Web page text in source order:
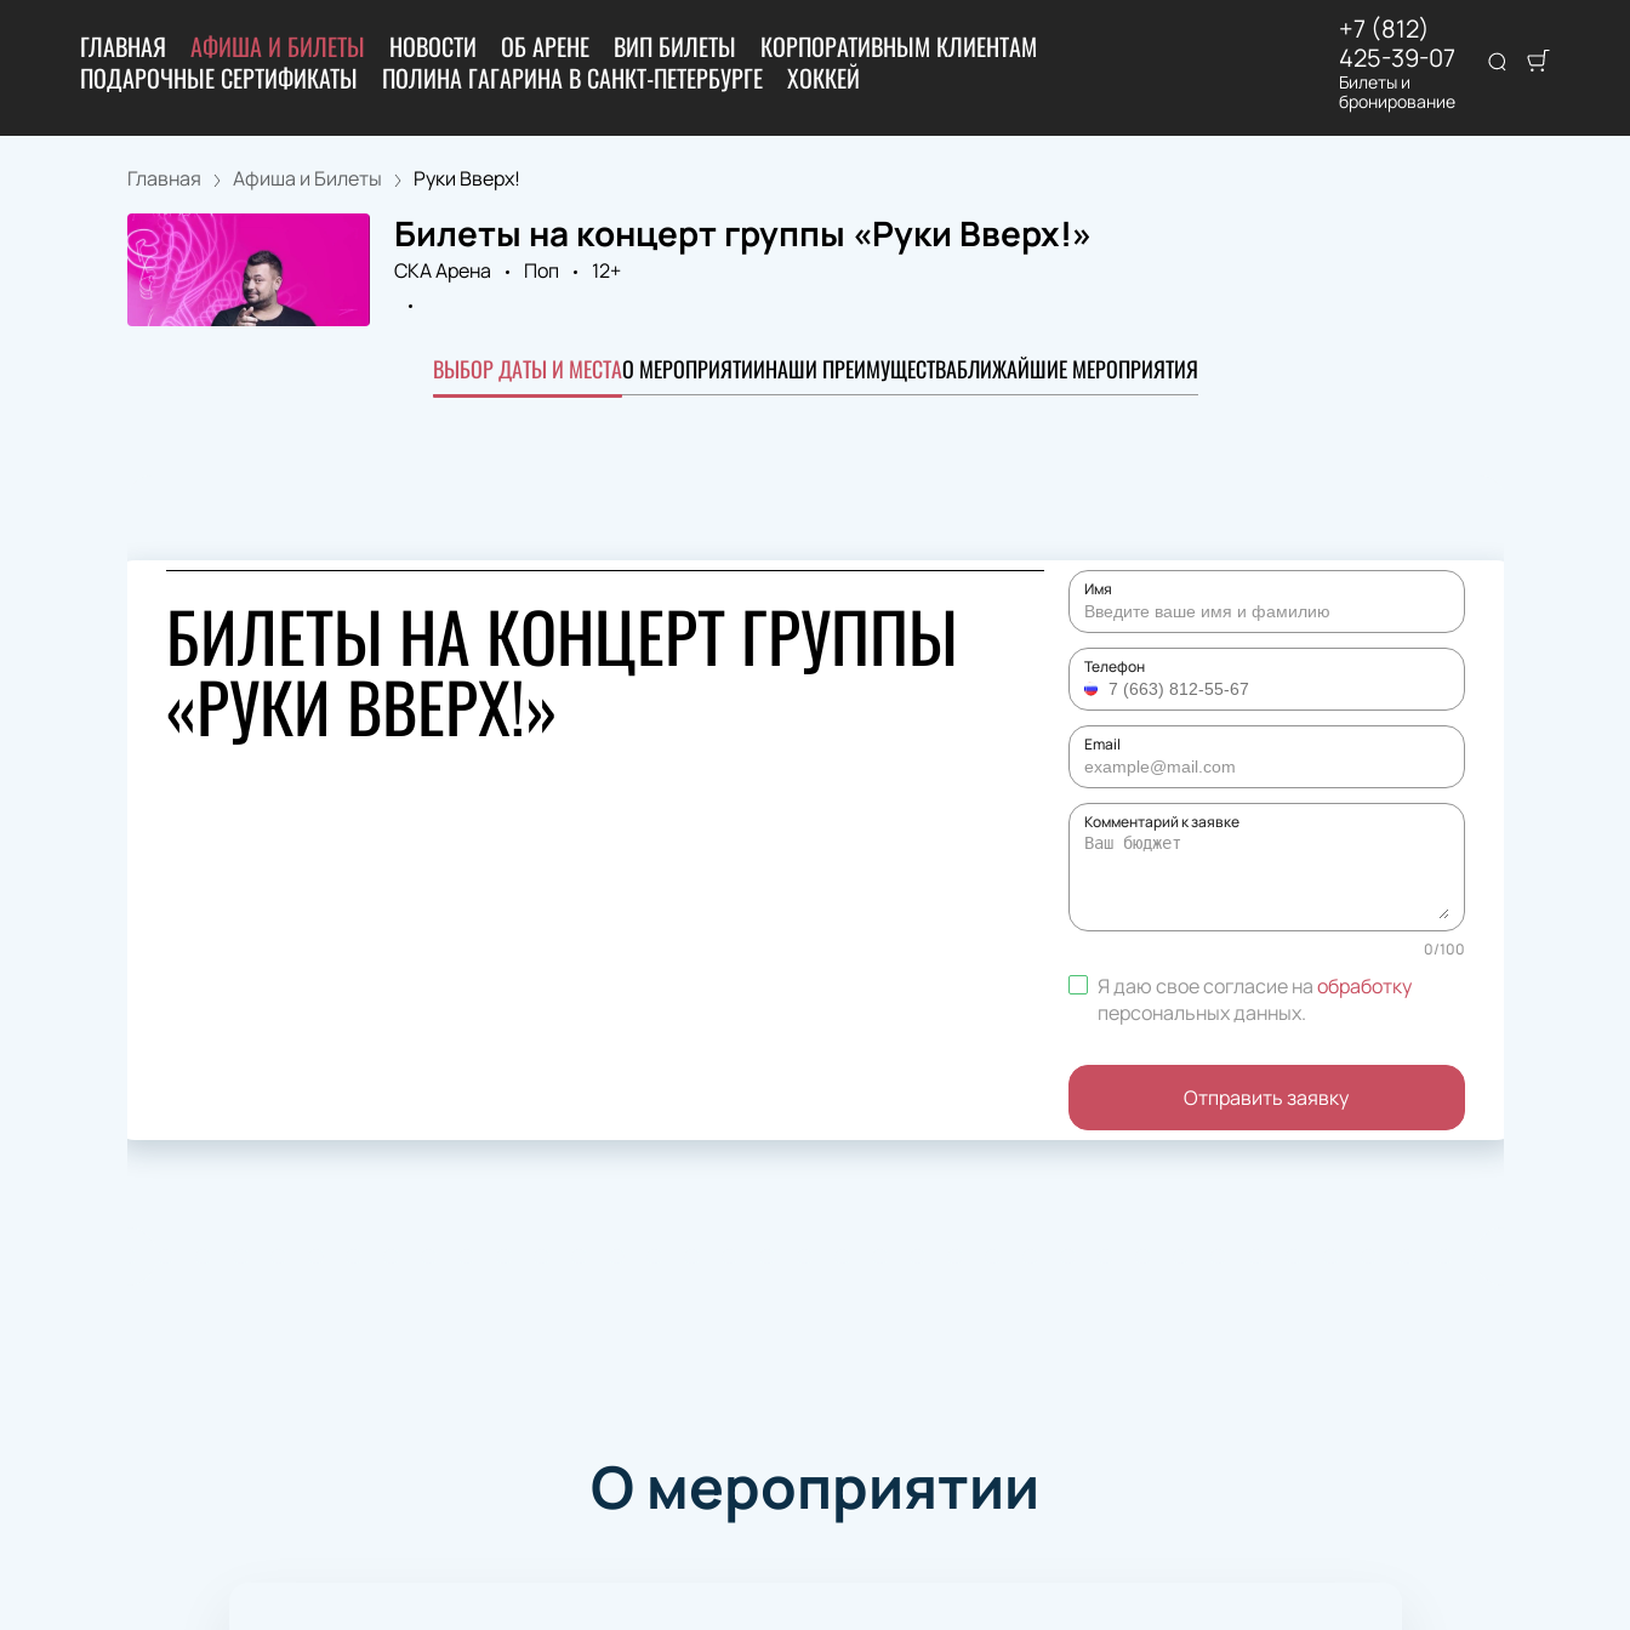
ГЛАВНАЯ АФИША И БИЛЕТЫ НОВОСТИ ОБ АРЕНЕ ВИП БИЛЕТЫ
КОРПОРАТИВНЫМ КЛИЕНТАМ
ПОДАРОЧНЫЕ СЕРТИФИКАТЫ
ПОЛИНА ГАГАРИНА В САНКТ-ПЕТЕРБУРГЕ ХОККЕЙ
+7 (812)
425-39-07
Билеты и
бронирование
Главная Афиша и Билеты Руки Вверх!
Билеты на концерт группы «Руки Вверх!»
СКА Арена Поп 12+
ВЫБОР ДАТЫ И МЕСТАО МЕРОПРИЯТИИНАШИ ПРЕИМУЩЕСТВАБЛИЖАЙШИЕ МЕРОПРИЯТИЯ
БИЛЕТЫ НА КОНЦЕРТ ГРУППЫ
«РУКИ ВВЕРХ!»
Имя
Телефон
Email
Комментарий к заявке
0/100
Я даю свое согласие наобработку
персональных данных.
Отправить заявку
О мероприятии